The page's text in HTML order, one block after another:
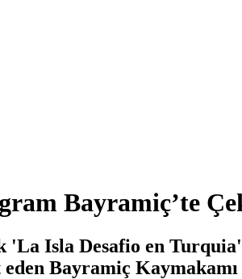
Bayramiç’te
Isla Desafio en
Bayramiç